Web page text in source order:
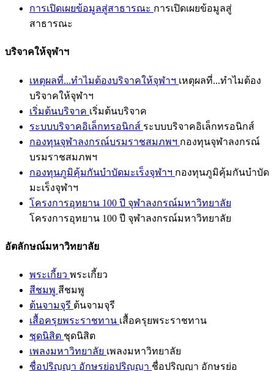
การเปิดเผยข้อมูลสู่สาธารณะ การเปิดเผยข้อมูลสู่
สาธารณะ
บริจาคให้จุฬาฯ
เหตุผลที่...ทำไมต้องบริจาคให้จุฬาฯ เหตุผลที่...ทำไมต้อง
บริจาคให้จุฬาฯ
เริ่มต้นบริจาค เริ่มต้นบริจาค
ระบบบริจาคอิเล็กทรอนิกส์ ระบบบริจาคอิเล็กทรอนิกส์
กองทุนจุฬาลงกรณ์บรมราชสมภพฯ กองทุนจุฬาลงกรณ์
บรมราชสมภพฯ
กองทุนภูมิคุ้มกันบำบัดมะเร็งจุฬาฯ กองทุนภูมิคุ้มกันบำบัด
มะเร็งจุฬาฯ
โครงการอุทยาน 100 ปี จุฬาลงกรณ์มหาวิทยาลัย
โครงการอุทยาน 100 ปี จุฬาลงกรณ์มหาวิทยาลัย
อัตลักษณ์มหาวิทยาลัย
พระเกี้ยว พระเกี้ยว
สีชมพู สีชมพู
ต้นจามจุรี ต้นจามจุรี
เสื้อครุยพระราชทาน เสื้อครุยพระราชทาน
ชุดนิสิต ชุดนิสิต
เพลงมหาวิทยาลัย เพลงมหาวิทยาลัย
ชื่อปริญญา อักษรย่อปริญญา ชื่อปริญญา อักษรย่อ